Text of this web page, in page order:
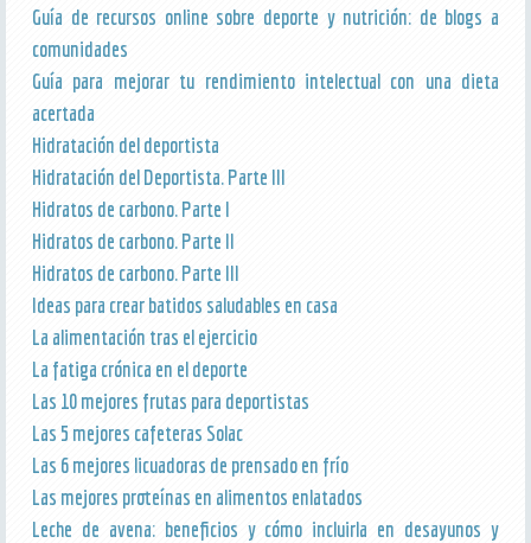
Guía de recursos online sobre deporte y nutrición: de blogs a
comunidades
Guía para mejorar tu rendimiento intelectual con una dieta
acertada
Hidratación del deportista
Hidratación del Deportista. Parte III
Hidratos de carbono. Parte I
Hidratos de carbono. Parte II
Hidratos de carbono. Parte III
Ideas para crear batidos saludables en casa
La alimentación tras el ejercicio
La fatiga crónica en el deporte
Las 10 mejores frutas para deportistas
Las 5 mejores cafeteras Solac
Las 6 mejores licuadoras de prensado en frío
Las mejores proteínas en alimentos enlatados
Leche de avena: beneficios y cómo incluirla en desayunos y